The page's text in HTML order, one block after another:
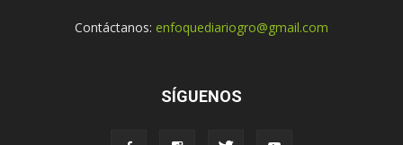
Contáctanos: enfoquediariogro@gmail.com
SÍGUENOS